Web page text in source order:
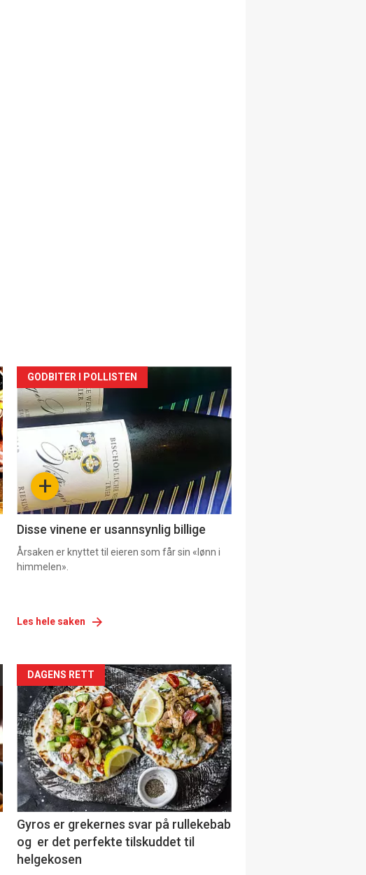
Forsiden
akkurat
nå
3 +
GODBITER I POLLISTEN
Disse vinene er usannsynlig billige
Årsaken er knyttet til eieren som får sin «lønn i
himmelen».
Les hele saken
Forsiden
akkurat
nå
-
6
DAGENS RETT
Gyros er grekernes svar på rullekebab
og er det perfekte tilskuddet til
helgekosen